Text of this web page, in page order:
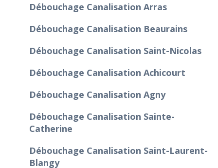
Débouchage Canalisation Arras
Débouchage Canalisation Beaurains
Débouchage Canalisation Saint-Nicolas
Débouchage Canalisation Achicourt
Débouchage Canalisation Agny
Débouchage Canalisation Sainte-
Catherine
Débouchage Canalisation Saint-Laurent-
Blangy